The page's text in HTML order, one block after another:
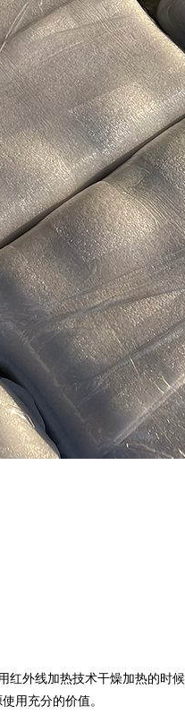
红外线加热技术干燥加热的时
用充分的价值。